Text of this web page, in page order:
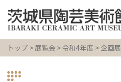
トップ >展覧会 > 令和4年度 > 企画展